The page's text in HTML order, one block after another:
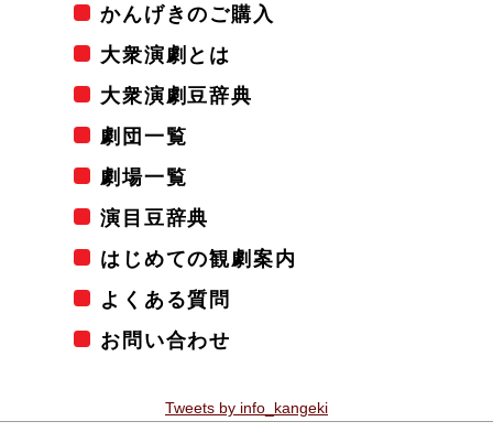
かんげきのご購入
大衆演劇とは
大衆演劇豆辞典
劇団一覧
劇場一覧
演目豆辞典
はじめての観劇案内
よくある質問
お問い合わせ
Tweets by info_kangeki